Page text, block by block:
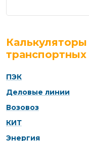
ПЭК
Деловые линии
Возовоз
КИТ
Энергия